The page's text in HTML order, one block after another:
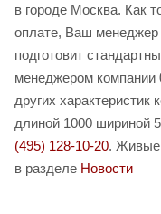
в городе Москва. Как
оплате, Ваш менеджер
подготовит
менеджером
других характеристик
длиной 1000 шириной
(495) 128-10-20. Живые
в разделе Новости